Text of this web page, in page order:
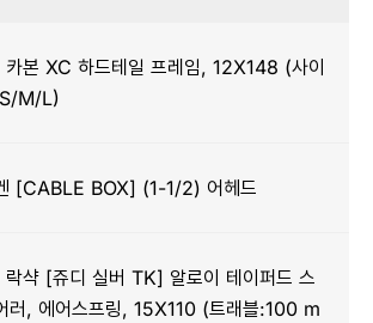
본 XC 하드테일 프레임, 12X148 (사이
M/L)
[CABLE BOX] (1-1/2) 어헤드
샥 [쥬디 실버 TK] 알로이 테이퍼드 스
러, 에어스프링, 15X110 (트래블:100 m